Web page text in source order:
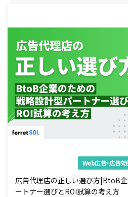
Web広告・広告
広告代理店の正しい選び方|BtoB
ートナー選びとROI試算の考え方